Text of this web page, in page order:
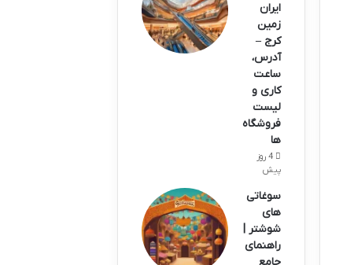
ایران
زمین
کرج –
آدرس،
ساعت
کاری و
لیست
فروشگاه
ها
4 روز
پیش
سوغاتی
های
شوشتر |
راهنمای